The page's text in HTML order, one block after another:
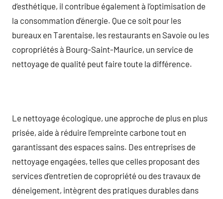
d’esthétique, il contribue également à l’optimisation de
la consommation d’énergie. Que ce soit pour les
bureaux en Tarentaise, les restaurants en Savoie ou les
copropriétés à Bourg-Saint-Maurice, un service de
nettoyage de qualité peut faire toute la différence.
Le nettoyage écologique, une approche de plus en plus
prisée, aide à réduire l’empreinte carbone tout en
garantissant des espaces sains. Des entreprises de
nettoyage engagées, telles que celles proposant des
services d’entretien de copropriété ou des travaux de
déneigement, intègrent des pratiques durables dans